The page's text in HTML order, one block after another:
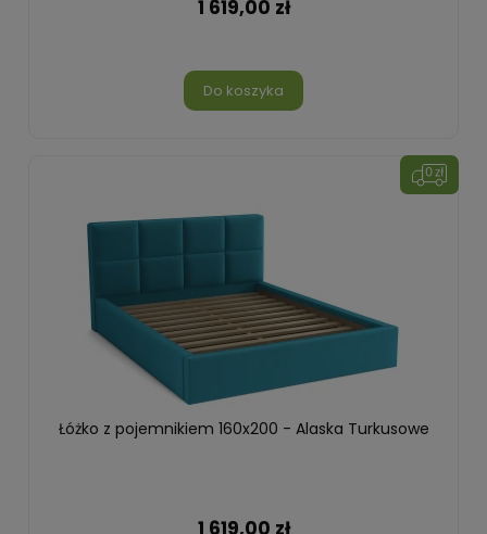
1 619,00 zł
Do koszyka
Łóżko z pojemnikiem 160x200 - Alaska Turkusowe
1 619,00 zł